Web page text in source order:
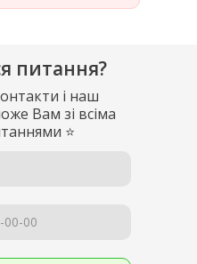
питання?
і наш
Вам зі всіма
⭐